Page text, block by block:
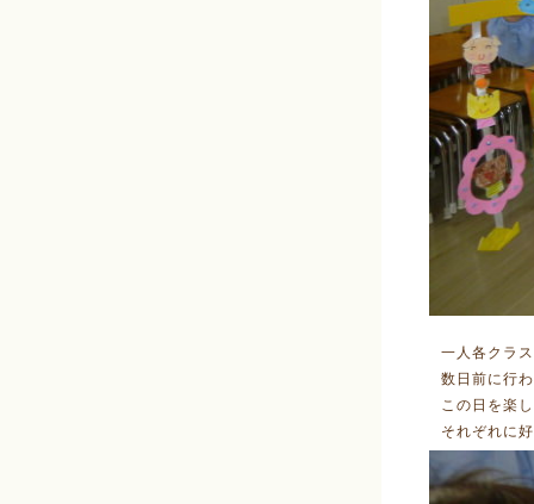
一人各クラ
数日前に行
この日を楽
それぞれに